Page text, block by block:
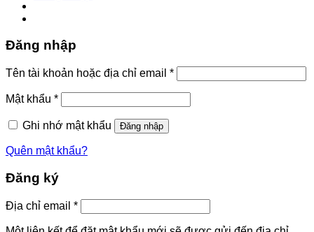
Đăng nhập
Tên tài khoản hoặc địa chỉ email *Bắt
buộc
Mật khẩu *Bắt
buộc
Ghi nhớ mật khẩu
Đăng nhập
Quên mật khẩu?
Đăng ký
Địa chỉ email *Bắt
buộc